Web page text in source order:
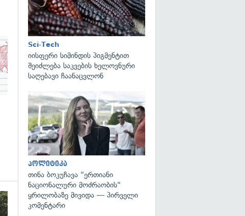
გადახედვა
Sci-Tech
იისფერი სიმინდის პიგმენტით
შეიძლება საკვების ხელოვნური
საღებავი ჩაანაცვლონ
პოლიტიკა
თინა ბოკუჩავა "ერთიანი
ნაციონალური მოძრაობის"
ყრილობაზე მივიდა — პირველი
კომენტარი